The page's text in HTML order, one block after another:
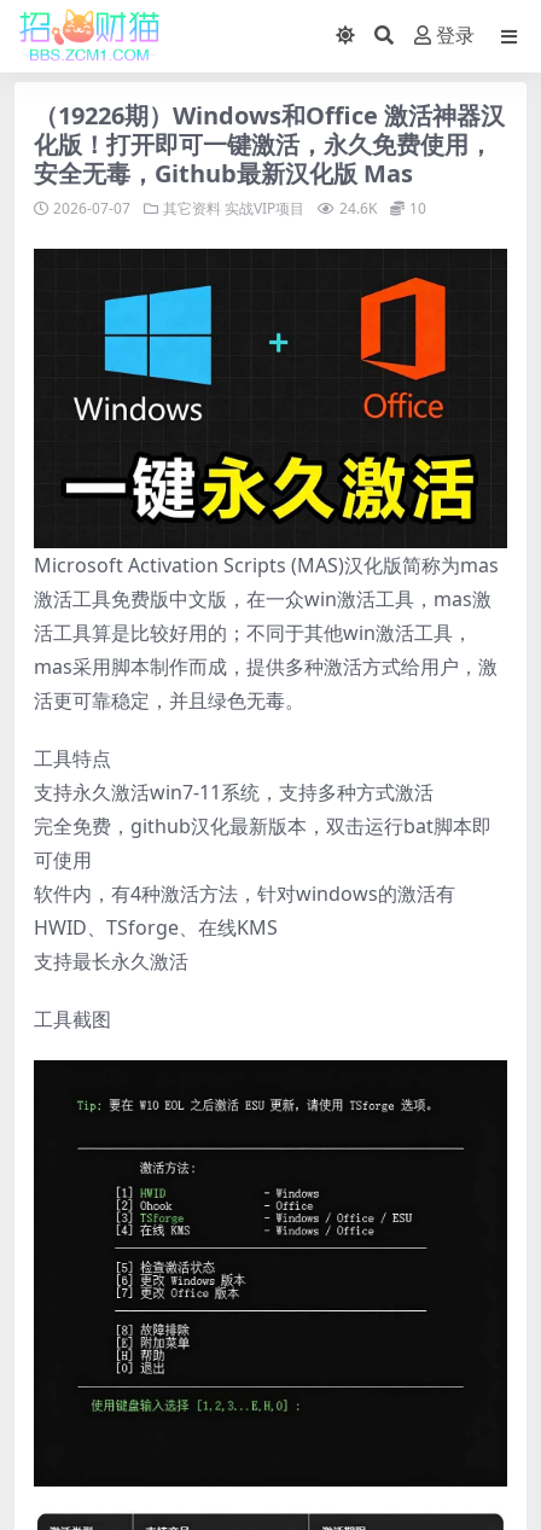
登录
（19226期）Windows和Office 激活神器汉
化版！打开即可一键激活，永久免费使用，
安全无毒，Github最新汉化版 Mas
2026-07-07 其它资料 实战VIP项目 24.6K 10
Microsoft Activation Scripts (MAS)汉化版简称为mas
激活工具免费版中文版，在一众win激活工具，mas激
活工具算是比较好用的；不同于其他win激活工具，
mas采用脚本制作而成，提供多种激活方式给用户，激
活更可靠稳定，并且绿色无毒。
工具特点
支持永久激活win7-11系统，支持多种方式激活
完全免费，github汉化最新版本，双击运行bat脚本即
可使用
软件内，有4种激活方法，针对windows的激活有
HWID、TSforge、在线KMS
支持最长永久激活
工具截图